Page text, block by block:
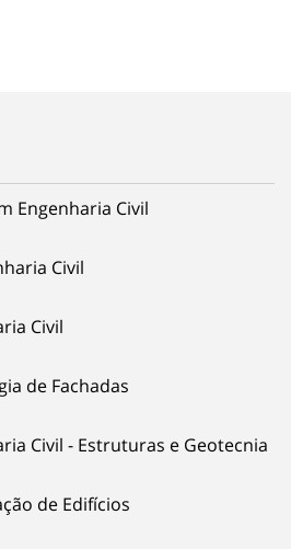
Engenharia Civil
Civil
Civil
de Fachadas
Civil - Estruturas e Geotecnia
de Edifícios